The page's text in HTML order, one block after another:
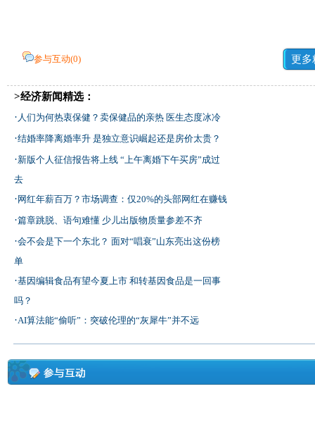
参与互动(0) 更多
>经济新闻精选：
· 人们为何热衷保健？卖保健品的亲热 医生态度冰冷
·结婚率降离婚率升 是独立意识崛起还是房价太贵？
·新版个人征信报告将上线 “上午离婚下午买房”成过
去
·网红年薪百万？市场调查：仅20%的头部网红在赚钱
·篇章跳脱、语句难懂 少儿出版物质量参差不齐
·会不会是下一个东北？ 面对“唱衰”山东亮出这份榜
单
·基因编辑食品有望今夏上市 和转基因食品是一回事
吗？
·AI算法能“偷听”：突破伦理的“灰犀牛”并不远